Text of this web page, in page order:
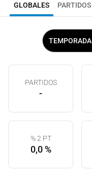
GLOBALES PARTIDOS
TEMPORADA
PARTIDOS
-
% 2 PT
0,0 %